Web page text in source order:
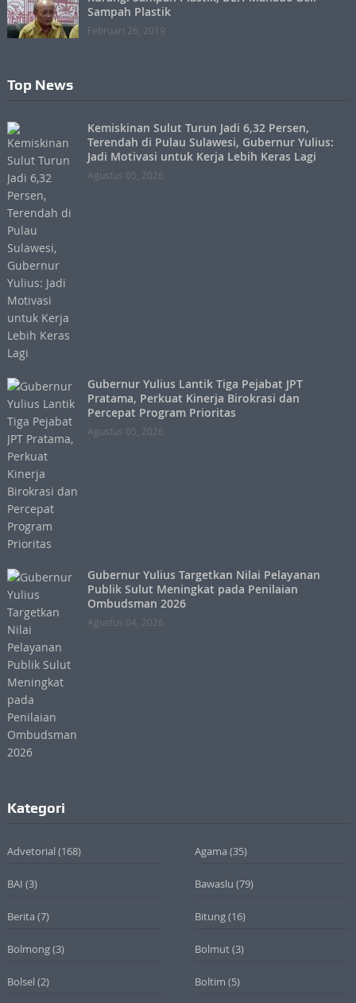
Sampah Plastik
Februari 26, 2019
Top News
Kemiskinan Sulut Turun Jadi 6,32 Persen,
Terendah di Pulau Sulawesi, Gubernur Yulius:
Jadi Motivasi untuk Kerja Lebih Keras Lagi
Agustus 05, 2026
Gubernur Yulius Lantik Tiga Pejabat JPT
Pratama, Perkuat Kinerja Birokrasi dan
Percepat Program Prioritas
Agustus 05, 2026
Gubernur Yulius Targetkan Nilai Pelayanan
Publik Sulut Meningkat pada Penilaian
Ombudsman 2026
Agustus 04, 2026
Kategori
Advetorial (168) Agama (35)
BAI (3) Bawaslu (79)
Berita (7) Bitung(16)
Bolmong(3) Bolmut(3)
Bolsel (2) Boltim (5)